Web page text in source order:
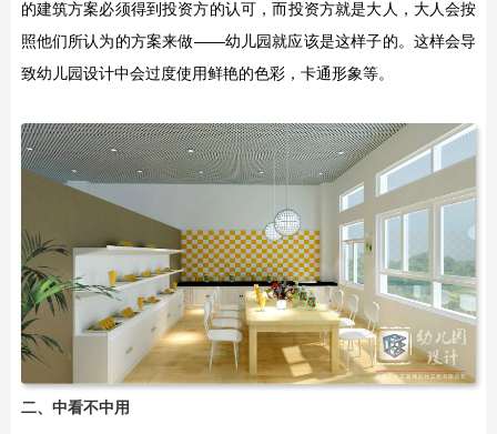
的建筑方案必须得到投资方的认可，而投资方就是大人，大人会按
照他们所认为的方案来做——幼儿园就应该是这样子的。这样会导
致幼儿园设计中会过度使用鲜艳的色彩，卡通形象等。
二、中看不中用